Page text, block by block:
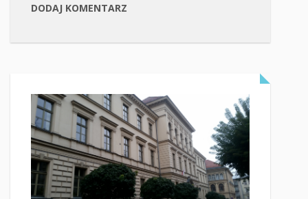
DODAJ KOMENTARZ
CZYTAJ WIĘCEJ